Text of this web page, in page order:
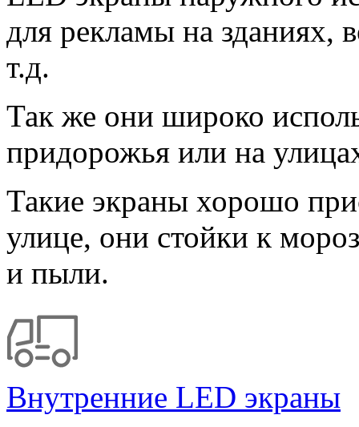
для рекламы на зданиях,
т.д.
Так же они широко
придорожья или на
Такие экраны хорошо
улице, они стойки к
и пыли.
Внутренние LED экраны